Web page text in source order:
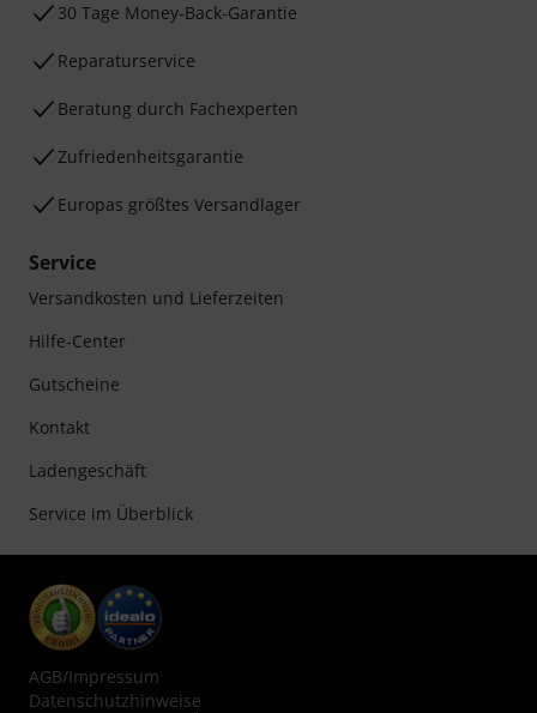
30 Tage Money-Back-Garantie
Reparaturservice
Beratung durch Fachexperten
Zufriedenheitsgarantie
Europas größtes Versandlager
Service
Versandkosten und Lieferzeiten
Hilfe-Center
Gutscheine
Kontakt
Ladengeschäft
Service im Überblick
AGB/Impressum
Datenschutzhinweise